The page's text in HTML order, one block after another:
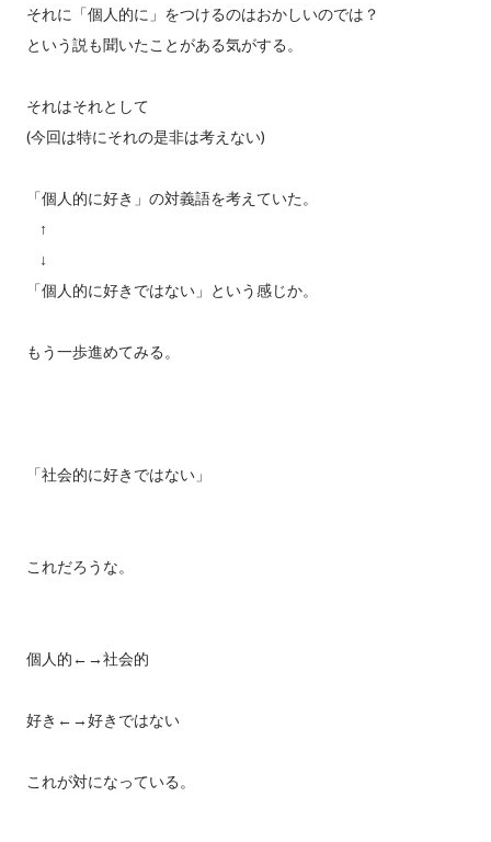
それに「個人的に」をつけるのはおかしいのでは？
という説も聞いたことがある気がする。
それはそれとして
(今回は特にそれの是非は考えない)
「個人的に好き」の対義語を考えていた。
↑
↓
「個人的に好きではない」という感じか。
もう一歩進めてみる。
「社会的に好きではない」
これだろうな。
個人的←→社会的
好き←→好きではない
これが対になっている。